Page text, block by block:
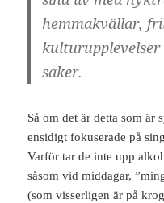
hemmakvällar,
kulturupplevelser
saker.
Så om det är detta som är
ensidigt fokuserade på
Varför tar de inte upp
såsom vid middagar,
(som visserligen är på